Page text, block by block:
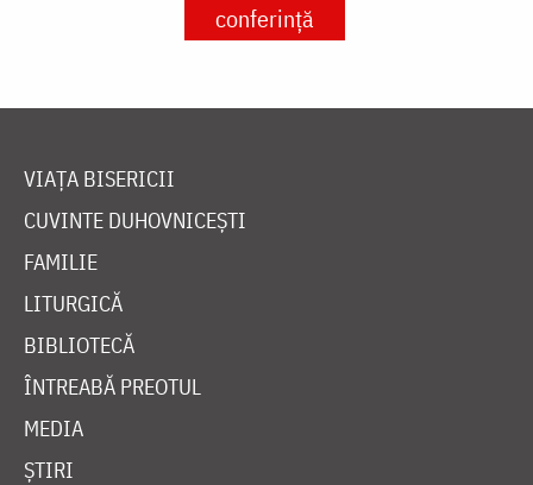
conferință
VIAȚA BISERICII
CUVINTE DUHOVNICEȘTI
FAMILIE
LITURGICĂ
BIBLIOTECĂ
ÎNTREABĂ PREOTUL
MEDIA
ȘTIRI